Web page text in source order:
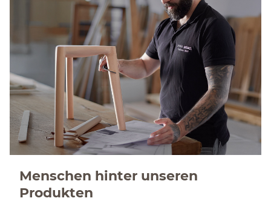
Menschen hinter unseren
Produkten